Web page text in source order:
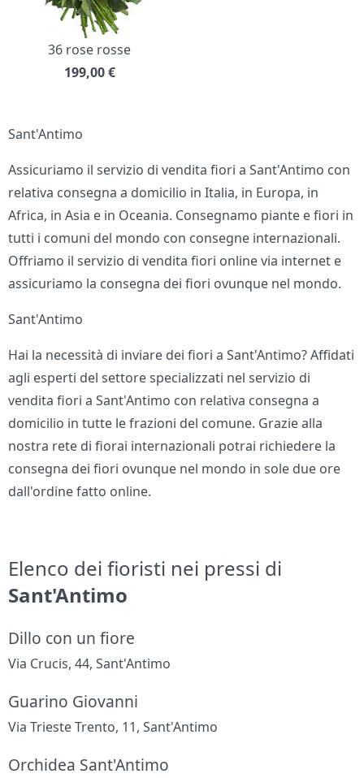
36 rose rosse
199,00 €
Sant'Antimo
Assicuriamo il servizio di vendita fiori a Sant'Antimo con
relativa consegna a domicilio in Italia, in Europa, in
Africa, in Asia e in Oceania. Consegnamo piante e fiori in
tutti i comuni del mondo con consegne internazionali.
Offriamo il servizio di vendita fiori online via internet e
assicuriamo la consegna dei fiori ovunque nel mondo.
Sant'Antimo
Hai la necessità di inviare dei fiori a Sant'Antimo? Affidati
agli esperti del settore specializzati nel servizio di
vendita fiori a Sant'Antimo con relativa consegna a
domicilio in tutte le frazioni del comune. Grazie alla
nostra rete di fiorai internazionali potrai richiedere la
consegna dei fiori ovunque nel mondo in sole due ore
dall'ordine fatto online.
Elenco dei fioristi nei pressi di
Sant'Antimo
Dillo con un fiore
Via Crucis, 44, Sant'Antimo
Guarino Giovanni
Via Trieste Trento, 11, Sant'Antimo
Orchidea Sant'Antimo